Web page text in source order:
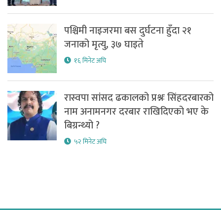
पश्चिमी नाइजरमा बस दुर्घटना हुँदा २१
जनाको मृत्यु, ३७ घाइते
१६ मिनेट अघि
रास्वपा सांसद ढकालको प्रश्नः सिंहदरबारको
नाम अनामनगर दरबार राखिदिएको भए के
बिग्रन्थ्यो ?
५२ मिनेट अघि